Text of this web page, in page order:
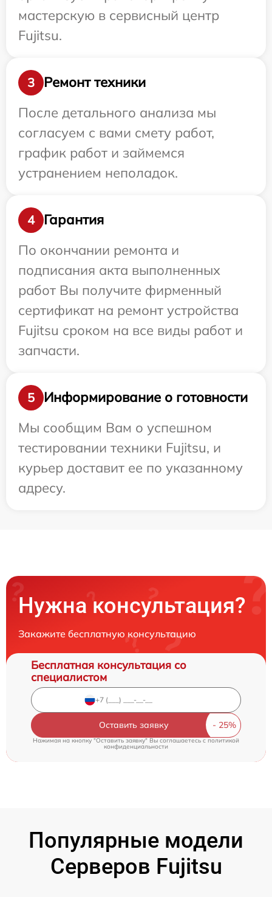
мастерскую в сервисный центр
Fujitsu.
3
Ремонт техники
После детального анализа мы
согласуем с вами смету работ,
график работ и займемся
устранением неполадок.
4
Гарантия
По окончании ремонта и
подписания акта выполненных
работ Вы получите фирменный
сертификат на ремонт устройства
Fujitsu сроком на все виды работ и
запчасти.
5
Информирование о готовности
Мы сообщим Вам о успешном
тестировании техники Fujitsu, и
курьер доставит ее по указанному
адресу.
Нужна консультация?
Закажите бесплатную консультацию
Бесплатная консультация со
специалистом
Оставить заявку
Нажимая на кнопку "Оставить заявку" Вы соглашаетесь cполитикой
конфиденциальности
Популярные модели
Серверов Fujitsu